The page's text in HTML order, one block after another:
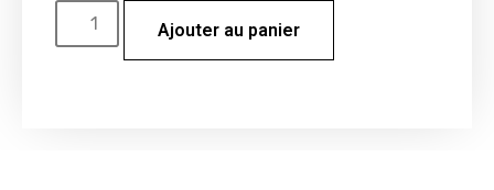
Ajouter au panier